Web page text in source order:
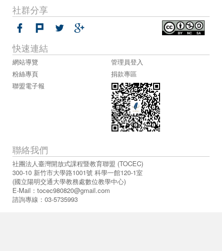
社群分享
聯絡我們
社團法人臺灣開放式課程暨教育聯盟 (TOCEC)
300-10 新竹市大學路1001號 科學一館120-1室
(國立陽明交通大學教務處數位教學中心)
E-Mail： tocec980820@gmail.com
諮詢專線：03-5735993
快速連結
網站導覽
管理員登入
粉絲專頁
捐款專區
聯盟電子報